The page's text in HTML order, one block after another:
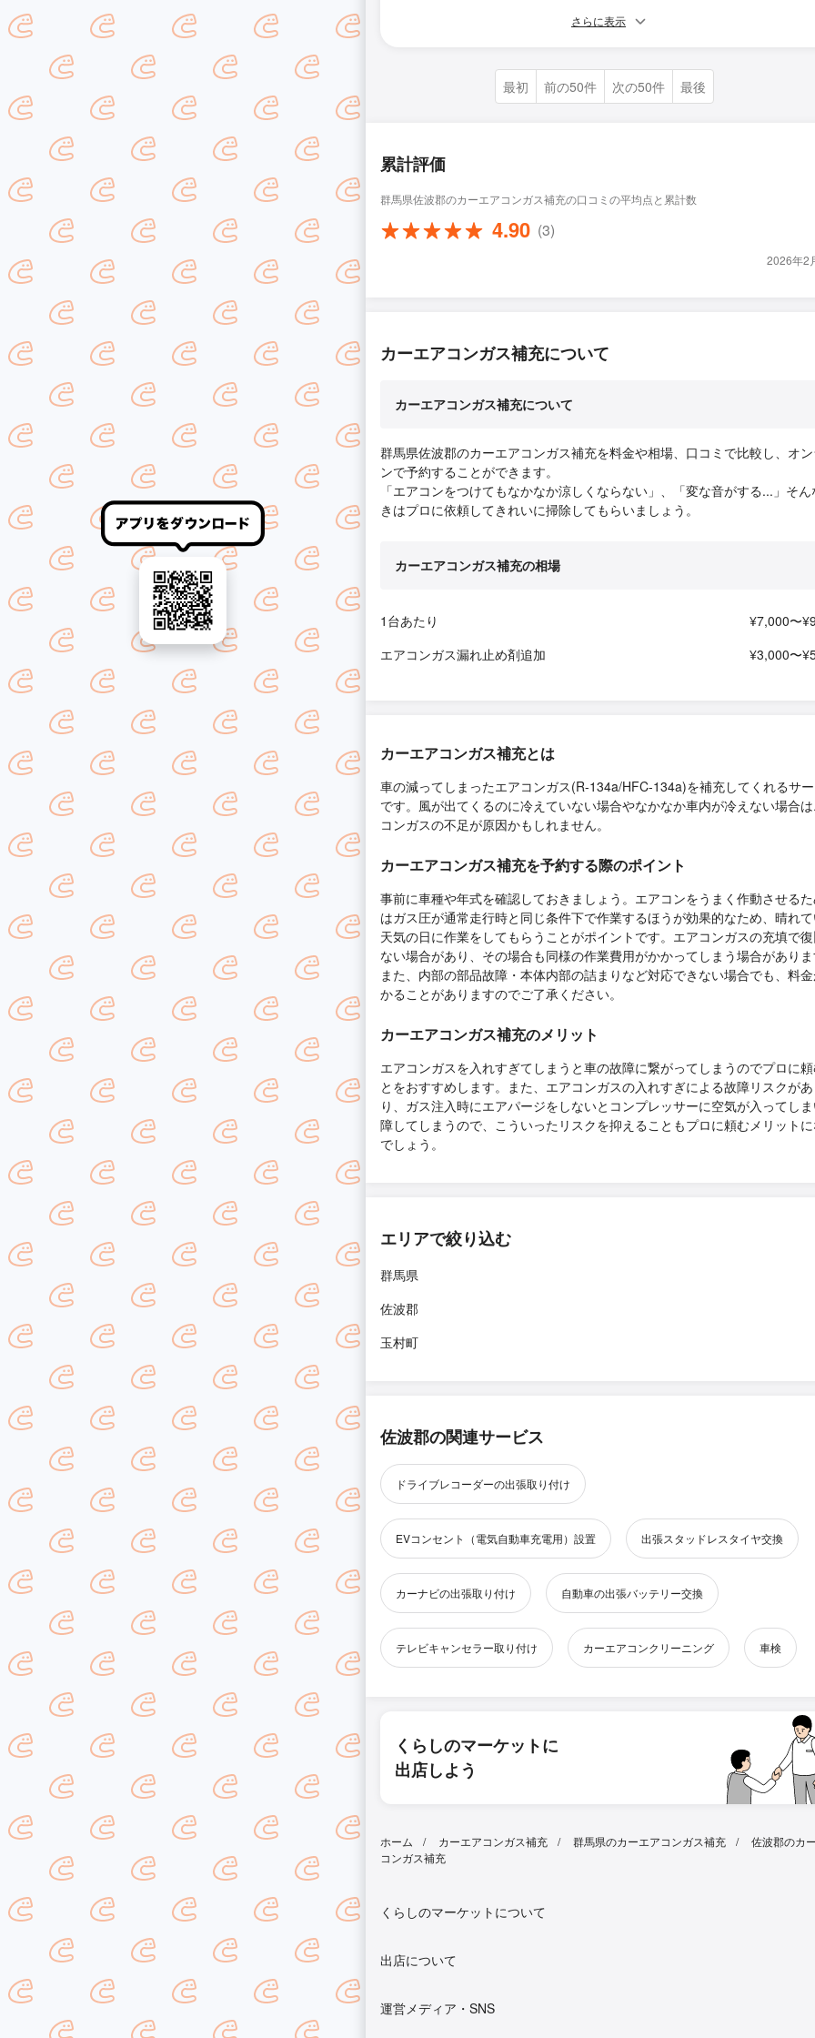
さらに表示
最初 前の50件 次の50件 最後
累計評価
群馬県佐波郡のカーエアコンガス補充の口コミの平均点と累計数
4.90 (3)
2026年2
カーエアコンガス補充について
カーエアコンガス補充について
群馬県佐波郡のカーエアコンガス補充を料金や相場、口コミで比較し、オ
ンで予約することができます。
「エアコンをつけてもなかなか涼しくならない」、「変な音がする...」そ
きはプロに依頼してきれいに掃除してもらいましょう。
カーエアコンガス補充の相場
1台あたり
¥7,000〜
エアコンガス漏れ止め剤追加
¥3,000〜
カーエアコンガス補充とは
車の減ってしまったエアコンガス(R-134a/HFC-134a)を補充してくれるサ
です。風が出てくるのに冷えていない場合やなかなか車内が冷えない場合
コンガスの不足が原因かもしれません。
カーエアコンガス補充を予約する際のポイント
事前に車種や年式を確認しておきましょう。エアコンをうまく作動させる
はガス圧が通常走行時と同じ条件下で作業するほうが効果的なため、晴れ
天気の日に作業をしてもらうことがポイントです。エアコンガスの充填で
ない場合があり、その場合も同様の作業費用がかかってしまう場合があり
また、内部の部品故障・本体内部の詰まりなど対応できない場合でも、料
かることがありますのでご了承ください。
カーエアコンガス補充のメリット
エアコンガスを入れすぎてしまうと車の故障に繋がってしまうのでプロに
とをおすすめします。また、エアコンガスの入れすぎによる故障リスクが
り、ガス注入時にエアパージをしないとコンプレッサーに空気が入ってし
障してしまうので、こういったリスクを抑えることもプロに頼むメリット
でしょう。
エリアで絞り込む
群馬県
佐波郡
玉村町
佐波郡の関連サービス
ドライブレコーダーの出張取り付け
EVコンセント（電気自動車充電用）設置 出張スタッドレスタイヤ交換
カーナビの出張取り付け 自動車の出張バッテリー交換
テレビキャンセラー取り付け カーエアコンクリーニング 車検
くらしのマーケットに
出店しよう
ホーム カーエアコンガス補充 群馬県のカーエアコンガス補充
佐波郡のカ
コンガス補充
くらしのマーケットについて
出店について
運営メディア・SNS